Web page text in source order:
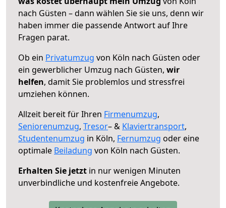
nach Güsten – dann wählen Sie sie uns, denn wir
haben immer die passende Antwort auf Ihre
Fragen parat.
Ob ein Privatumzug von Köln nach Güsten oder
ein gewerblicher Umzug nach Güsten, wir
helfen, damit Sie problemlos und stressfrei
umziehen können.
Allzeit bereit für Ihren Firmenumzug,
Seniorenumzug, Tresor– & Klaviertransport,
Studentenumzug in Köln, Fernumzug oder eine
optimale Beiladung von Köln nach Güsten.
Erhalten Sie jetzt in nur wenigen Minuten
unverbindliche und kostenfreie Angebote.